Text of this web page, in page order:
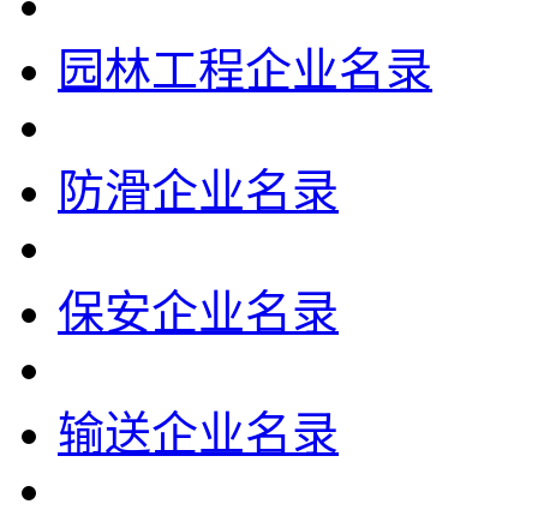
园林工程企业名录
防滑企业名录
保安企业名录
输送企业名录